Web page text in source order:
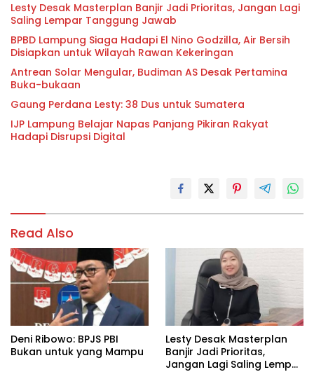
Lesty Desak Masterplan Banjir Jadi Prioritas, Jangan Lagi
Saling Lempar Tanggung Jawab
BPBD Lampung Siaga Hadapi El Nino Godzilla, Air Bersih
Disiapkan untuk Wilayah Rawan Kekeringan
Antrean Solar Mengular, Budiman AS Desak Pertamina
Buka-bukaan
Gaung Perdana Lesty: 38 Dus untuk Sumatera
IJP Lampung Belajar Napas Panjang Pikiran Rakyat
Hadapi Disrupsi Digital
Read Also
Deni Ribowo: BPJS PBI
Bukan untuk yang Mampu
Lesty Desak Masterplan
Banjir Jadi Prioritas,
Jangan Lagi Saling Lempar